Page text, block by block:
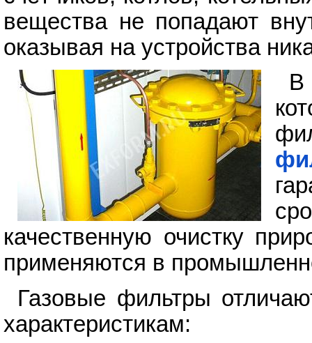
вещества не попадают
оказывая на устройства
В
качественную очистку
применяются в
Газовые фильтры
характеристикам: